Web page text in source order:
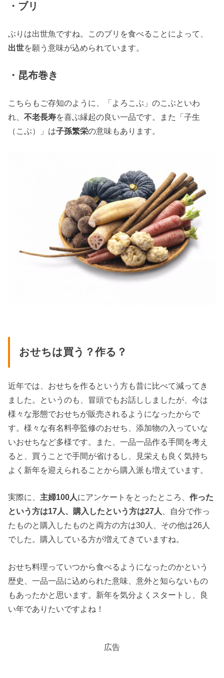
・ブリ
ぶりは出世魚ですね。このブリを食べることによって、
出世を願う意味が込められています。
・昆布巻き
こちらもご存知のように、「よろこぶ」のこぶといわ
れ、不老長寿を喜ぶ縁起の良い一品です。また「子生
（こぶ）」は子孫繁栄の意味もあります。
おせちは買う？作る？
近年では、おせちを作るという方も昔に比べて減ってき
ました。というのも、冒頭でもお話ししましたが、今は
様々な形態でおせちが販売されるようになったからで
す。様々な有名料亭監修のおせち、添加物の入っていな
いおせちなど多様です。また、一品一品作る手間を考え
ると、買うことで手間が省けるし、見栄えも良く気持ち
よく新年を迎えられることから購入派も増えています。
実際に、 主婦100人にアンケートをとったところ、作った
という方は17人、購入したという方は27人
、自分で作っ
たものと購入したものと両方の方は30人、その他は26人
でした。購入している方が増えてきていますね。
おせち料理っていつから食べるようになったのかという
歴史、一品一品に込められた意味、意外と知らないもの
もあったかと思います。新年を気分よくスタートし、良
い年でありたいですよね！
広告